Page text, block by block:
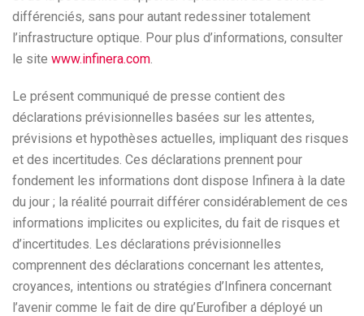
différenciés, sans pour autant redessiner totalement
l’infrastructure optique. Pour plus d’informations, consulter
le site www.infinera.com.
Le présent communiqué de presse contient des
déclarations prévisionnelles basées sur les attentes,
prévisions et hypothèses actuelles, impliquant des risques
et des incertitudes. Ces déclarations prennent pour
fondement les informations dont dispose Infinera à la date
du jour ; la réalité pourrait différer considérablement de ces
informations implicites ou explicites, du fait de risques et
d’incertitudes. Les déclarations prévisionnelles
comprennent des déclarations concernant les attentes,
croyances, intentions ou stratégies d’Infinera concernant
l’avenir comme le fait de dire qu’Eurofiber a déployé un